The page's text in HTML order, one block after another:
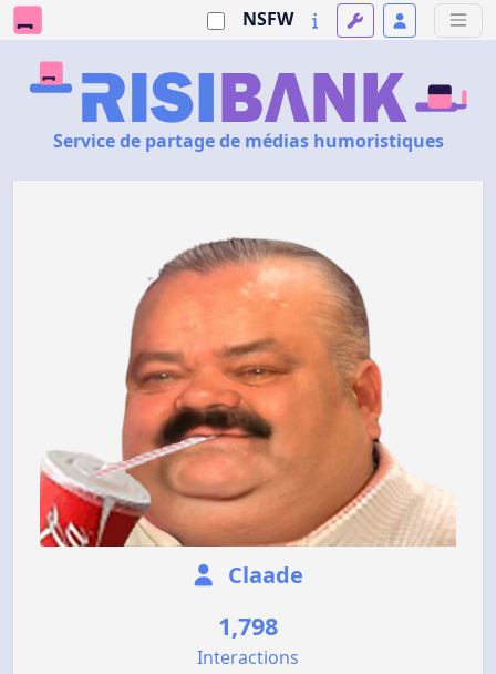
NSFW
Service de partage de médias humoristiques
Claade
1,798
Interactions